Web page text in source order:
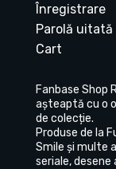
Înregistrare
Parolă uitată
Cart
Fanbase Shop
așteaptă cu o
de colecție.
Produse de la
Smile și multe
seriale, desene